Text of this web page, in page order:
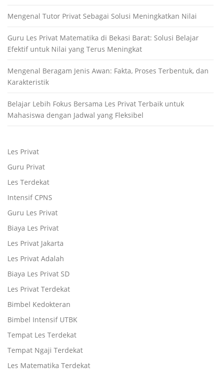
Mengenal Tutor Privat Sebagai Solusi Meningkatkan Nilai
Guru Les Privat Matematika di Bekasi Barat: Solusi Belajar
Efektif untuk Nilai yang Terus Meningkat
Mengenal Beragam Jenis Awan: Fakta, Proses Terbentuk, dan
Karakteristik
Belajar Lebih Fokus Bersama Les Privat Terbaik untuk
Mahasiswa dengan Jadwal yang Fleksibel
Les Privat
Guru Privat
Les Terdekat
Intensif CPNS
Guru Les Privat
Biaya Les Privat
Les Privat Jakarta
Les Privat Adalah
Biaya Les Privat SD
Les Privat Terdekat
Bimbel Kedokteran
Bimbel Intensif UTBK
Tempat Les Terdekat
Tempat Ngaji Terdekat
Les Matematika Terdekat